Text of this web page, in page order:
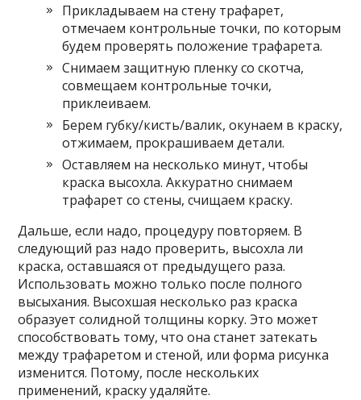
Прикладываем на стену трафарет,
отмечаем контрольные точки, по которым
будем проверять положение трафарета.
Снимаем защитную пленку со скотча,
совмещаем контрольные точки,
приклеиваем.
Берем губку/кисть/валик, окунаем в краску,
отжимаем, прокрашиваем детали.
Оставляем на несколько минут, чтобы
краска высохла. Аккуратно снимаем
трафарет со стены, счищаем краску.
Дальше, если надо, процедуру повторяем. В
следующий раз надо проверить, высохла ли
краска, оставшаяся от предыдущего раза.
Использовать можно только после полного
высыхания. Высохшая несколько раз краска
образует солидной толщины корку. Это может
способствовать тому, что она станет затекать
между трафаретом и стеной, или форма рисунка
изменится. Потому, после нескольких
применений, краску удаляйте.